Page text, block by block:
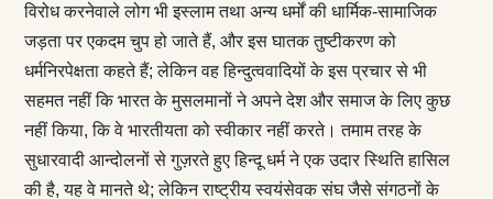
विरोध करनेवाले लोग भी इस्लाम तथा अन्य धर्मों की धार्मिक-सामाजिक
जड़ता पर एकदम चुप हो जाते हैं, और इस घातक तुष्टीकरण को
धर्मनिरपेक्षता कहते हैं; लेकिन वह हिन्दुत्ववादियों के इस प्रचार से भी
सहमत नहीं कि भारत के मुसलमानों ने अपने देश और समाज के लिए कुछ
नहीं किया, कि वे भारतीयता को स्वीकार नहीं करते। तमाम तरह के
सुधारवादी आन्दोलनों से गुज़रते हुए हिन्दू धर्म ने एक उदार स्थिति हासिल
की है, यह वे मानते थे; लेकिन राष्ट्रीय स्वयंसेवक संघ जैसे संगठनों के